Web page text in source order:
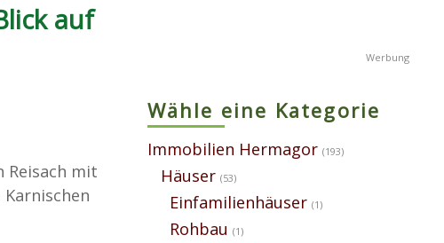
auf
Reisach mit
Wähle eine Kategorie
Immobilien Hermagor (193)
Häuser (53)
Einfamilienhäuser (1)
Rohbau (1)